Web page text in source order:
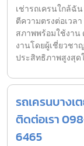
เช่ารถเครนใกล้ฉั
ตีความตรงต่อเวล
สภาพพร้อมใช้งาน
งานโดยผู้เชี่ยวชา
ประสิทธิภาพสูงสุด
รถเครนบางเ
ติดต่อเรา
6465